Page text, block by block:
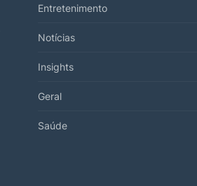
Entretenimento
Notícias
Insights
Geral
Saúde